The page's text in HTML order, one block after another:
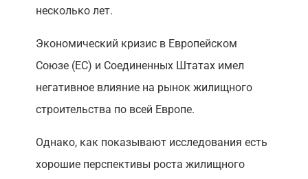
несколько лет.
Экономический кризис в Европейском
Союзе (ЕС) и Соединенных Штатах имел
негативное влияние на рынок жилищного
строительства по всей Европе.
Однако, как показывают исследования есть
хорошие перспективы роста жилищного